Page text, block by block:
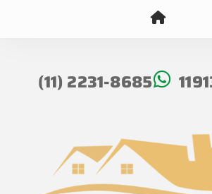
(11) 2231-8685